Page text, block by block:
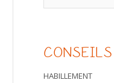
CONSEILS
HABILLEMENT